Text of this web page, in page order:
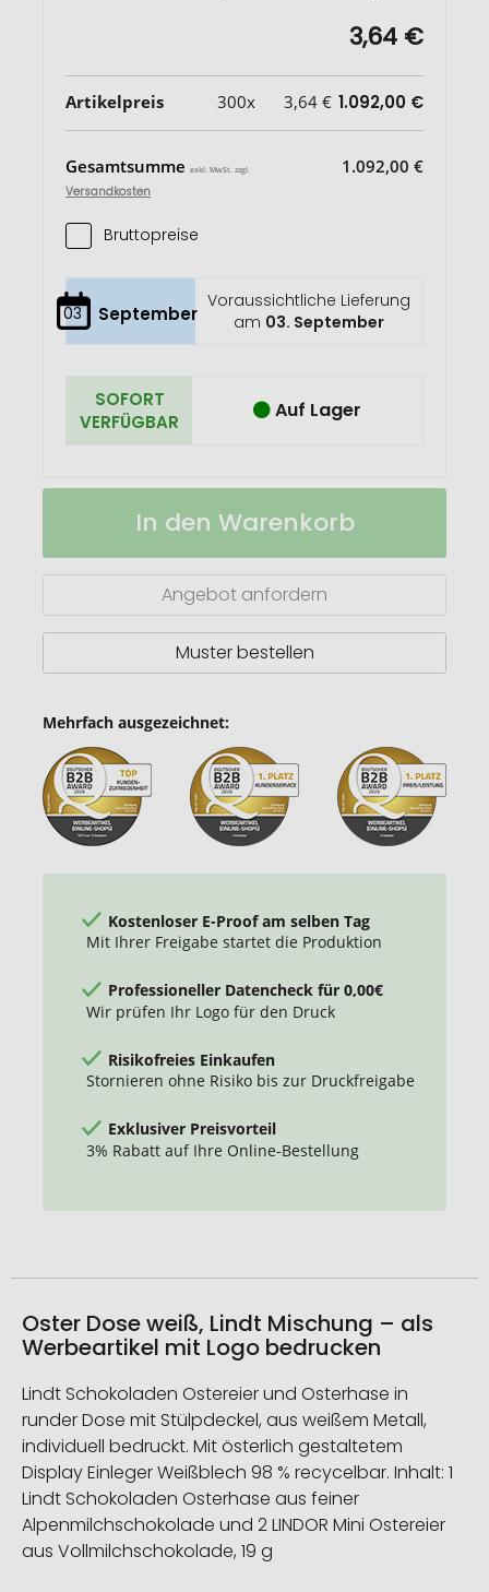
3,64 €
Artikelpreis 300x 3,64 € 1.092,00 €
Gesamtsumme exkl. MwSt. zzgl.
Versandkosten
1.092,00 €
Bruttopreise
03 September
Voraussichtliche Lieferung
am 03. September
SOFORT
VERFÜGBAR
Auf Lager
Oster
Lindt
Auf
In den Warenkorb
Angebot anfordern
Muster bestellen
Mehrfach ausgezeichnet:
Kostenloser E-Proof am selben Tag
Mit Ihrer Freigabe startet die Produktion
Professioneller Datencheck für 0,00€
Wir prüfen Ihr Logo für den Druck
Risikofreies Einkaufen
Stornieren ohne Risiko bis zur Druckfreigabe
Exklusiver Preisvorteil
3% Rabatt auf Ihre Online-Bestellung
Oster Dose weiß, Lindt Mischung – als
Werbeartikel mit Logo bedrucken
Lindt Schokoladen Ostereier und Osterhase in
runder Dose mit Stülpdeckel, aus weißem Metall,
individuell bedruckt. Mit österlich gestaltetem
Display Einleger Weißblech 98 % recycelbar. Inhalt: 1
Lindt Schokoladen Osterhase aus feiner
Alpenmilchschokolade und 2 LINDOR Mini Ostereier
aus Vollmilchschokolade, 19 g